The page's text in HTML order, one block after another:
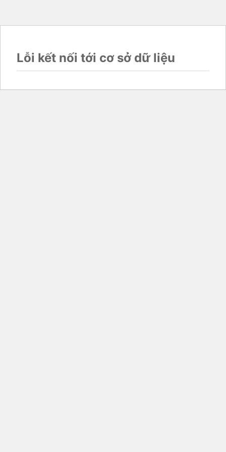
Lỗi kết nối tới cơ sở dữ liệu